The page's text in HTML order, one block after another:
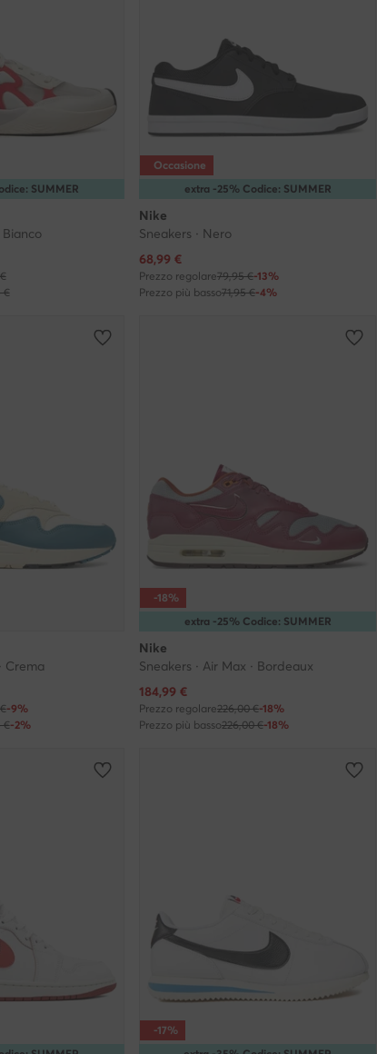
SUMMER
Bianco
€
extra -25% Codice: SUMMER
Occasione
Nike
Sneakers · Nero
Prezzo attuale
68,99 €
Prezzo regolare79,95 €-13%
Prezzo più basso71,95 €-4%
Crema
-9%
€-2%
extra -25% Codice: SUMMER
-18%
Nike
Sneakers · Air Max · Bordeaux
Prezzo attuale
184,99 €
Prezzo regolare226,00 €-18%
Prezzo più basso226,00 €-18%
-17%